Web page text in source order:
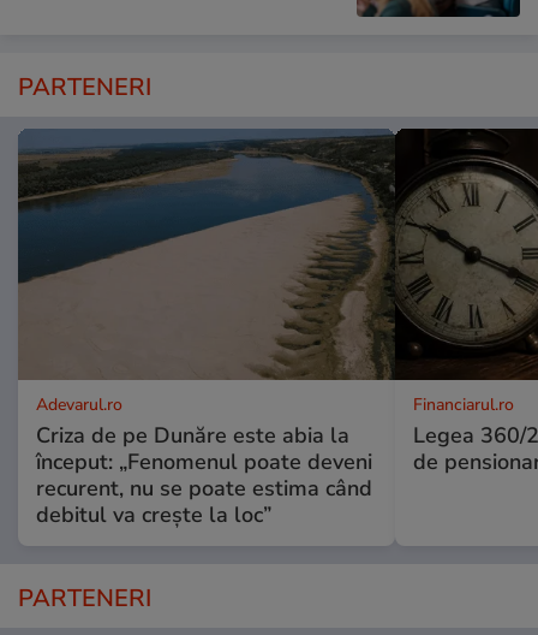
PARTENERI
Adevarul.ro
Criza de pe Dunăre este abia la
început: „Fenomenul poate deveni
recurent, nu se poate estima când
debitul va crește la loc”
Financiarul.ro
Legea 360/
de
PARTENERI